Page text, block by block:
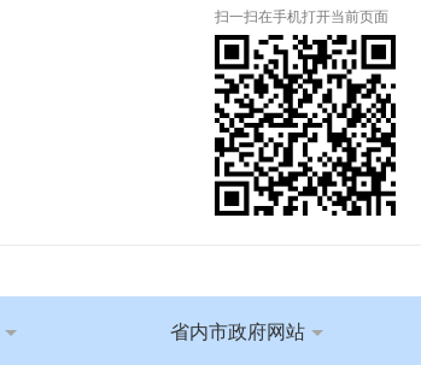
扫一扫在手机打开当前页面
省内市政府网站